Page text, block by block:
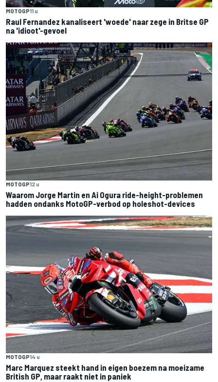
MOTOGP11 u
Raul Fernandez kanaliseert 'woede' naar zege in Britse GP
na 'idioot'-gevoel
MOTOGP12 u
Waarom Jorge Martin en Ai Ogura ride-height-problemen
hadden ondanks MotoGP-verbod op holeshot-devices
MOTOGP14 u
Marc Marquez steekt hand in eigen boezem na moeizame
British GP, maar raakt niet in paniek